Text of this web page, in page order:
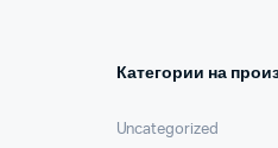
Категории на
Uncategorized